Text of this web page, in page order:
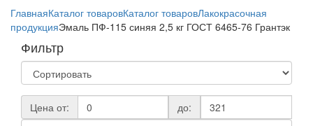
ГлавнаяКаталог товаровКаталог товаровЛакокрасочная
продукцияЭмаль ПФ-115 синяя 2,5 кг ГОСТ 6465-76 Грантэк
Фильтр
Цена от: до: